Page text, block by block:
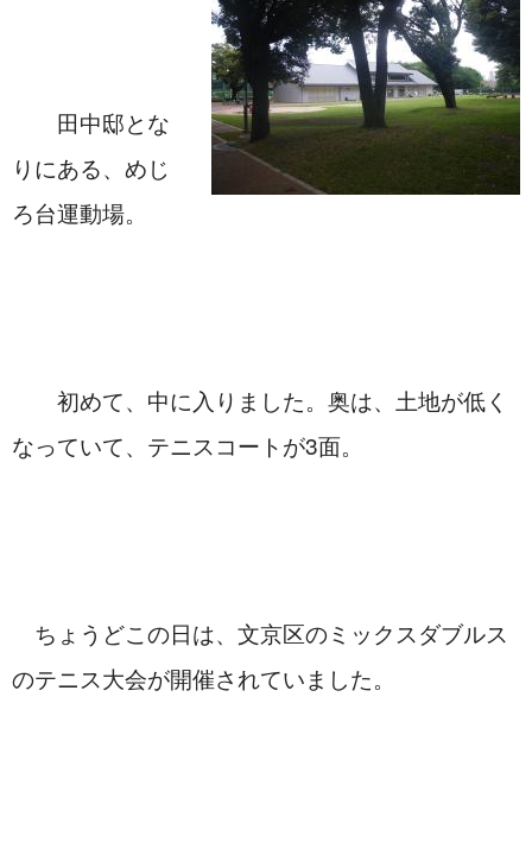
田中邸とな
りにある、めじ
ろ台運動場。
初めて、中に入りました。奥は、土地が低く
なっていて、テニスコートが3面。
ちょうどこの日は、文京区のミックスダブルス
のテニス大会が開催されていました。